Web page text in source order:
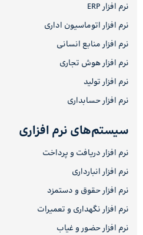
نرم افزار ERP
نرم افزار اتوماسیون اداری
نرم افزار منابع انسانی
نرم افزار هوش تجاری
نرم افزار تولید
نرم افزار حسابداری
سیستم‌های نرم افزاری
نرم افزار دریافت و پرداخت
نرم افزار انبارداری
نرم افزار حقوق و دستمزد
نرم افزار نگهداری و تعمیرات
نرم افزار حضور و غیاب